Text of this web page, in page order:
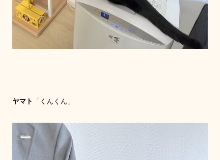
ヤマト 「くんくん」